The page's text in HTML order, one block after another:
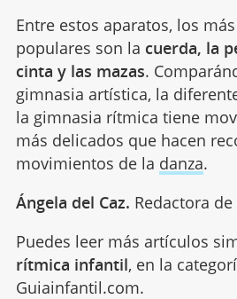
Entre estos aparatos, los
populares son la cuerda, la
cinta y las mazas.
gimnasia artística, la
la gimnasia rítmica tiene
más delicados que hacen
movimientos de la danza.
Ángela del Caz. Redactora
Puedes leer más artículos
rítmica infantil, en la
Guiainfantil.com.